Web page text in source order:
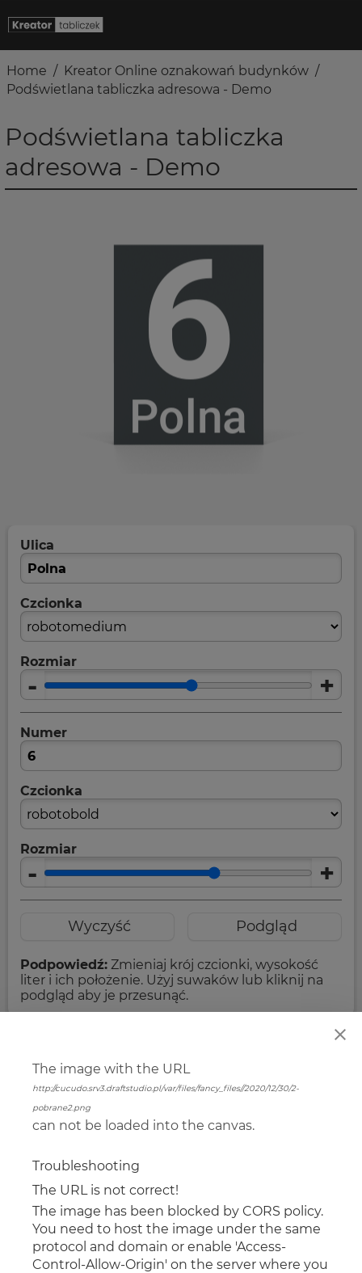
Home / Kreator Online oznakowań budynków /
Podświetlana tabliczka adresowa - Demo
Podświetlana tabliczka
adresowa - Demo
Numer
Czcionka
Rozmiar
- +
Ulica
Czcionka
Rozmiar
- +
Wyczyść Podgląd
Podpowiedź: Zmieniaj krój czcionki, wysokość
liter i ich położenie. Użyj suwaków lub kliknij na
podgląd aby je przesunąć.
Cena 139,00 zł
Kolor/wzór:
Antracyt Czarny Inox
Kolor tekstu :
The image with the URL
http://cucudo.srv3.draftstudio.pl/var/files/fancy_files//2020/12/30/2-
pobrane2.png
can not be loaded into the canvas.
Troubleshooting
The URL is not correct!
The image has been blocked by CORS policy.
You need to host the image under the same
protocol and domain or enable 'Access-
Control-Allow-Origin' on the server where you